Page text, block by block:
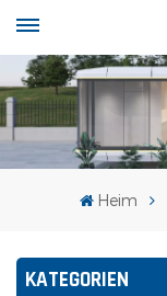
Heim
KATEGORIEN